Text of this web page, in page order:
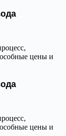
цены и
цены и